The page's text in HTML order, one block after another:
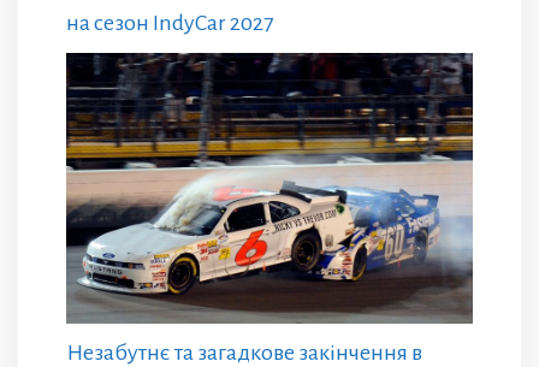
на сезон IndyCar 2027
Незабутнє та загадкове закінчення в